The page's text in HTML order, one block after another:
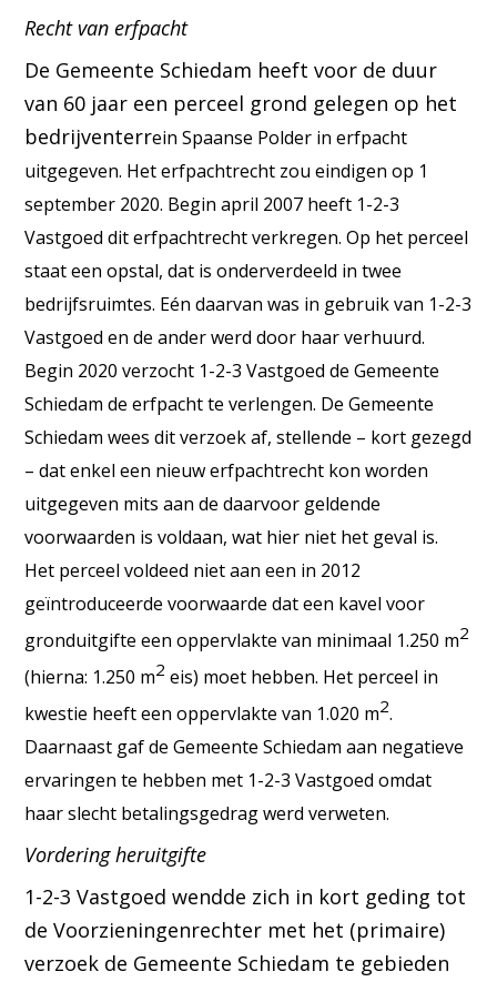
Recht van erfpacht
De Gemeente Schiedam heeft voor de duur
van 60 jaar een perceel grond gelegen op het
bedrijventerrein Spaanse Polder in erfpacht
uitgegeven. Het erfpachtrecht zou eindigen op 1
september 2020. Begin april 2007 heeft 1-2-3
Vastgoed dit erfpachtrecht verkregen. Op het perceel
staat een opstal, dat is onderverdeeld in twee
bedrijfsruimtes. Eén daarvan was in gebruik van 1-2-3
Vastgoed en de ander werd door haar verhuurd.
Begin 2020 verzocht 1-2-3 Vastgoed de Gemeente
Schiedam de erfpacht te verlengen. De Gemeente
Schiedam wees dit verzoek af, stellende – kort gezegd
– dat enkel een nieuw erfpachtrecht kon worden
uitgegeven mits aan de daarvoor geldende
voorwaarden is voldaan, wat hier niet het geval is.
Het perceel voldeed niet aan een in 2012
geïntroduceerde voorwaarde dat een kavel voor
gronduitgifte een oppervlakte van minimaal 1.250 m2
(hierna: 1.250 m2 eis) moet hebben. Het perceel in
kwestie heeft een oppervlakte van 1.020 m2.
Daarnaast gaf de Gemeente Schiedam aan negatieve
ervaringen te hebben met 1-2-3 Vastgoed omdat
haar slecht betalingsgedrag werd verweten.
Vordering heruitgifte
1-2-3 Vastgoed wendde zich in kort geding tot
de Voorzieningenrechter met het (primaire)
verzoek de Gemeente Schiedam te gebieden